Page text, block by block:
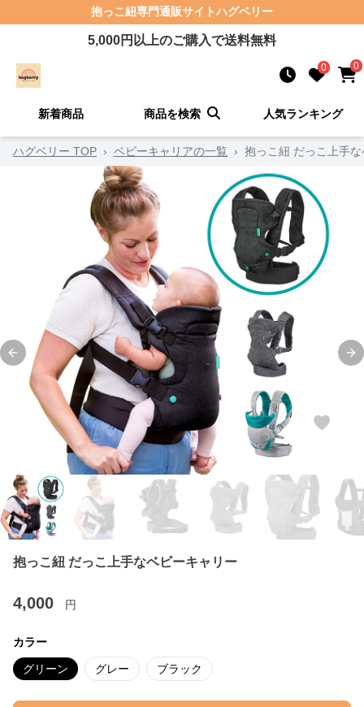
抱っこ紐専門通販サイトハグベリー
5,000円以上のご購入で送料無料
0 0
新着商品 商品を検索 人気ランキング
ハグベリー TOP › ベビーキャリアの一覧 › 抱っこ紐 だっこ上手
Previous slide
抱っこ紐 だっこ上手なベビーキャリー
4,000 円
カラー
グリーン グレー ブラック